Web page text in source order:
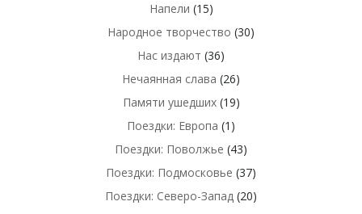
Напели (15)
Народное творчество (30)
Нас издают (36)
Нечаянная слава (26)
Памяти ушедших(19)
Поездки: Европа (1)
Поездки: Поволжье (43)
Поездки: Подмосковье (37)
Поездки: Северо-Запад (20)